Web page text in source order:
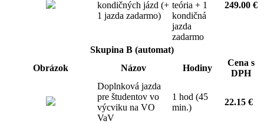
kondičných jázd (+
1 jazda zadarmo)
teória + 1
kondičná
jazda
zadarmo
249.00 €
Skupina B (automat)
Obrázok
Názov Hodiny
Cena s
DPH
Doplnková jazda
pre študentov vo
výcviku na VO
VaV
1 hod (45
min.)
22.15 €